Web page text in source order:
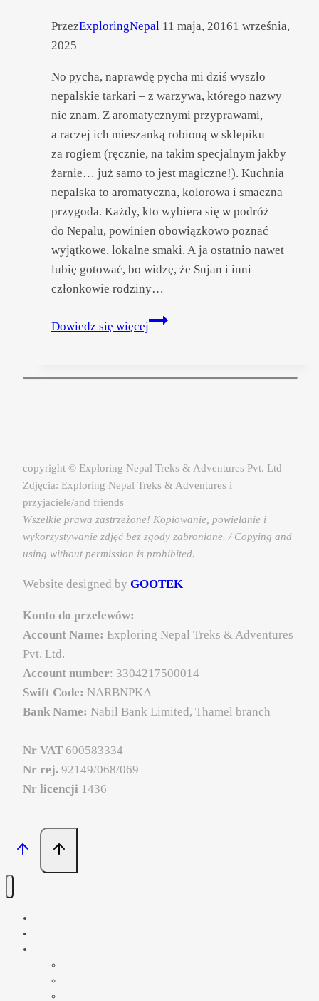
PrzezExploringNepal 11 maja, 20161 września,
2025
No pycha, naprawdę pycha mi dziś wyszło
nepalskie tarkari – z warzywa, którego nazwy
nie znam. Z aromatycznymi przyprawami,
a raczej ich mieszanką robioną w sklepiku
za rogiem (ręcznie, na takim specjalnym jakby
żarnie… już samo to jest magiczne!). Kuchnia
nepalska to aromatyczna, kolorowa i smaczna
przygoda. Każdy, kto wybiera się w podróż
do Nepalu, powinien obowiązkowo poznać
wyjątkowe, lokalne smaki. A ja ostatnio nawet
lubię gotować, bo widzę, że Sujan i inni
członkowie rodziny…
Dowiedz się więcej
Kuchnia
trzeba
copyright © Exploring Nepal Treks & Adventures Pvt. Ltd
Zdjęcia: Exploring Nepal Treks & Adventures i
przyjaciele/and friends
Wszelkie prawa zastrzeżone! Kopiowanie, powielanie i
wykorzystywanie zdjęć bez zgody zabronione. / Copying and
using without permission is prohibited.
Website designed by GOOTEK
Konto do przelewów:
Account Name: Exploring Nepal Treks & Adventures
Pvt. Ltd.
Account number: 3304217500014
Swift Code: NARBNPKA
Bank Name: Nabil Bank Limited, Thamel branch
Nr VAT 600583334
Nr rej. 92149/068/069
Nr licencji 1436